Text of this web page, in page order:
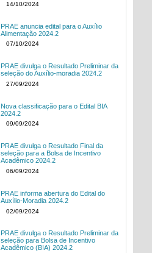
14/10/2024
PRAE anuncia edital para o Auxílio
Alimentação 2024.2
07/10/2024
PRAE divulga o Resultado Preliminar da
seleção do Auxílio-moradia 2024.2
27/09/2024
Nova classificação para o Edital BIA
2024.2
09/09/2024
PRAE divulga o Resultado Final da
seleção para a Bolsa de Incentivo
Acadêmico 2024.2
06/09/2024
PRAE informa abertura do Edital do
Auxílio-Moradia 2024.2
02/09/2024
PRAE divulga o Resultado Preliminar da
seleção para Bolsa de Incentivo
Acadêmico (BIA) 2024.2